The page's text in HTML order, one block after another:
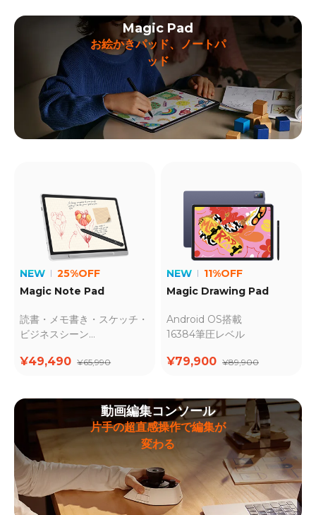
Magic Pad
お絵かきパッド、ノートパ
ッド
NEW
25%OFF
Magic Note Pad
読書・メモ書き・スケッチ・
ビジネスシーン
16384筆圧レベル
¥49,490 ¥65,990
NEW
11%OFF
Magic Drawing Pad
Android OS搭載
16384筆圧レベル
¥79,900 ¥89,900
動画編集コンソール
片手の超直感操作で編集が
変わる